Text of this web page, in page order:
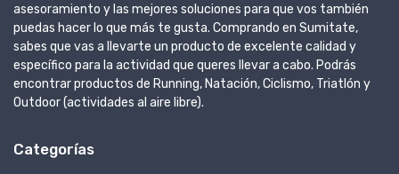
asesoramiento y las mejores soluciones para que vos también
puedas hacer lo que más te gusta. Comprando en Sumitate,
sabes que vas a llevarte un producto de excelente calidad y
específico para la actividad que queres llevar a cabo. Podrás
encontrar productos de Running, Natación, Ciclismo, Triatlón y
Outdoor (actividades al aire libre).
Categorías